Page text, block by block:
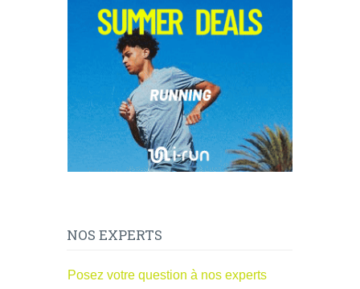
NOS EXPERTS
Posez votre question à nos experts